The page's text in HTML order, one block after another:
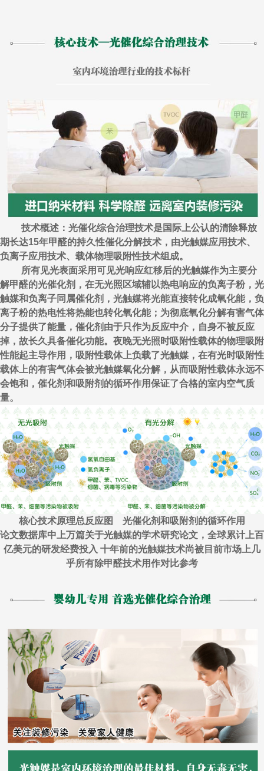
技术概述：光催化综合治理技术是国际上公认的清除释放
期长达15年甲醛的持久性催化分解技术，由光触媒应用技术、
负离子应用技术、载体物理吸附性技术组成。
所有见光表面采用可见光响应红移后的光触媒作为主要分
解甲醛的光催化剂，在无光照区域辅以热电响应的负离子粉，光
触媒和负离子同属催化剂，光触媒将光能直接转化成氧化能，负
离子粉的热电性将热能也转化氧化能；为彻底氧化分解有害气体
分子提供了能量，催化剂由于只作为反应中介，自身不被反应
掉，故长久具备催化功能。夜晚无光照时吸附性载体的物理吸附
性能起主导作用，吸附性载体上负载了光触媒，在有光时吸附性
载体上的有害气体会被光触媒氧化分解，从而吸附性载体永远不
会饱和，催化剂和吸附剂的循环作用保证了合格的室内空气质
量。
核心技术原理总反应图 光催化剂和吸附剂的循环作用
论文数据库中上万篇关于光触媒的学术研究论文，全球累计上百
亿美元的研发经费投入 十年前的光触媒技术尚被目前市场上几
乎所有除甲醛技术用作对比参考